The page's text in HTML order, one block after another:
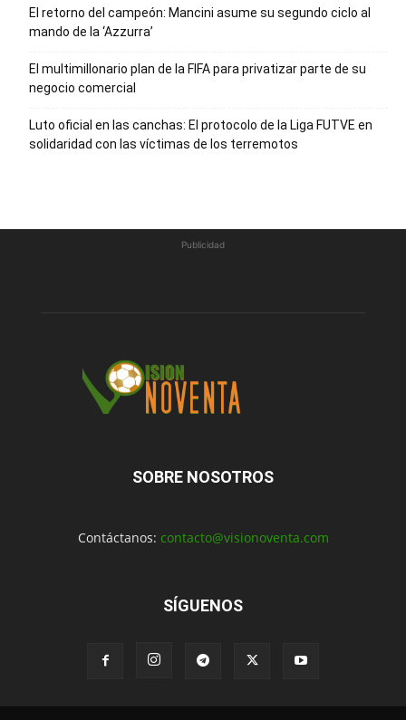
El retorno del campeón: Mancini asume su segundo ciclo al
mando de la ‘Azzurra’
El multimillonario plan de la FIFA para privatizar parte de su
negocio comercial
Luto oficial en las canchas: El protocolo de la Liga FUTVE en
solidaridad con las víctimas de los terremotos
Publicidad
SOBRE NOSOTROS
Contáctanos: contacto@visionoventa.com
SÍGUENOS